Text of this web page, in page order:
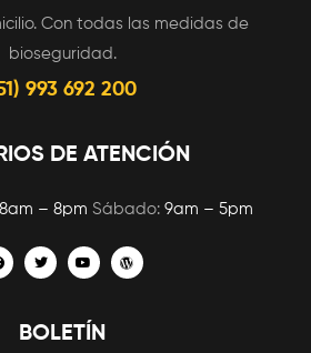
Con todas las medidas de
bioseguridad.
993 692 200
DE ATENCIÓN
8am – 8pm Sábado: 9am – 5pm
BOLETÍN